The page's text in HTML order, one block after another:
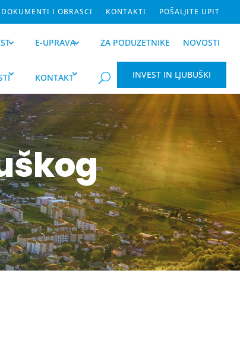
DOKUMENTI I OBRASCI KONTAKTI POŠALJITE UPIT
E-UPRAVA ZA PODUZETNIKE NOVOSTI
KONTAKT U INVEST IN LJUBUŠKI